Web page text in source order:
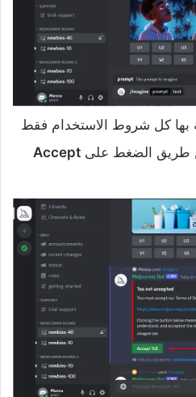
بها كل شروط الاستخدام فقط
طريق الضغط على Accept